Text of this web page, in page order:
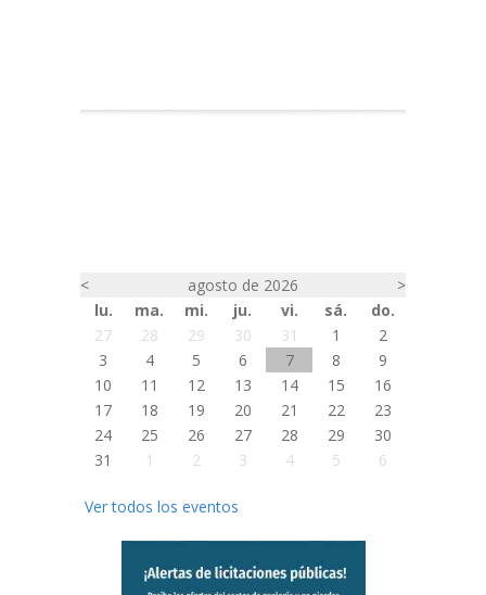
< agosto de 2026
>
lu.
ma. mi. ju. vi. sá.
do.
27
28 29 30 31 1
2
3
4 5 6 7 8
9
10
11 12 13 14 15
16
17
18 19 20 21 22
23
24
25 26 27 28 29
30
31
1 2 3 4 5 6
Ver todos los eventos